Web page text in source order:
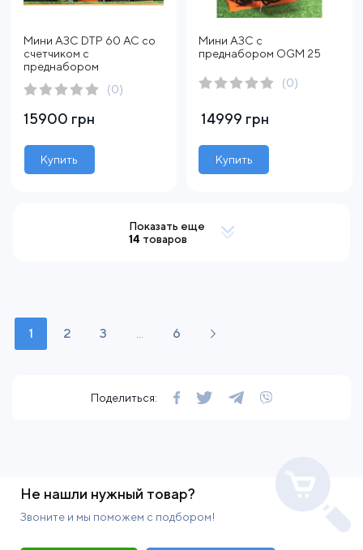
Мини АЗС DTP 60 AC со
счетчиком с
преднабором
(0)
15900 грн
Купить
Мини АЗС с
преднабором OGM 25
(0)
14999 грн
Купить
Показать еще
14 товаров
1 2 3 ... 6
Поделиться:
Не нашли нужный товар?
Звоните и мы поможем с подбором!